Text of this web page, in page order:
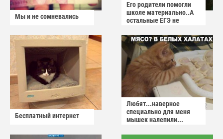
Мы и не сомневались
Его родители помогли
школе материально..А
остальные ЕГЭ не
Бесплатный интернет
Любят...наверное
специально для меня
мышек налепили...